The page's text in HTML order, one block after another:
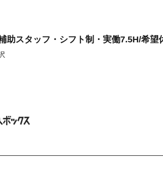
助スタッフ・シフト制・実働7.5H/希望